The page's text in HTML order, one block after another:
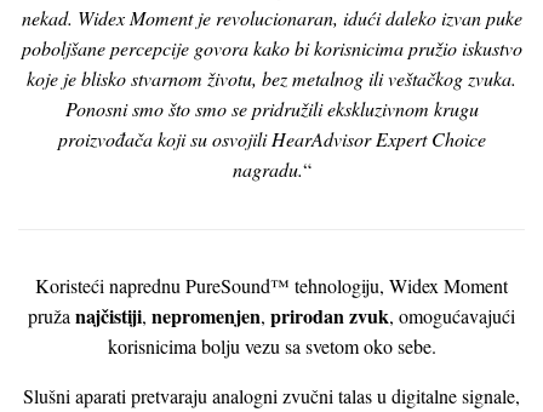
nekad. Widex Moment je revolucionaran, idući daleko izvan puke
poboljšane percepcije govora kako bi korisnicima pružio iskustvo
koje je blisko stvarnom životu, bez metalnog ili veštačkog zvuka.
Ponosni smo što smo se pridružili ekskluzivnom krugu
proizvođača koji su osvojili HearAdvisor Expert Choice
nagradu.“
Koristeći naprednu PureSound™ tehnologiju, Widex Moment
pruža najčistiji, nepromenjen, prirodan zvuk, omogućavajući
korisnicima bolju vezu sa svetom oko sebe.
Slušni aparati pretvaraju analogni zvučni talas u digitalne signale,